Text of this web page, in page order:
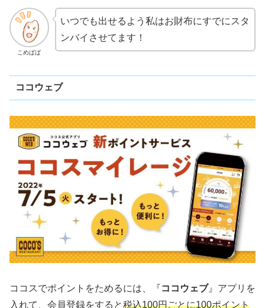
こめぱぱ
いつでも出せるよう私はお財布にすでにスタ
ンバイさせてます！
ココウェブ
ココスでポイントをためるには、『ココウェブ』アプリを
入れて、会員登録をすると税込100円ごとに100ポイント